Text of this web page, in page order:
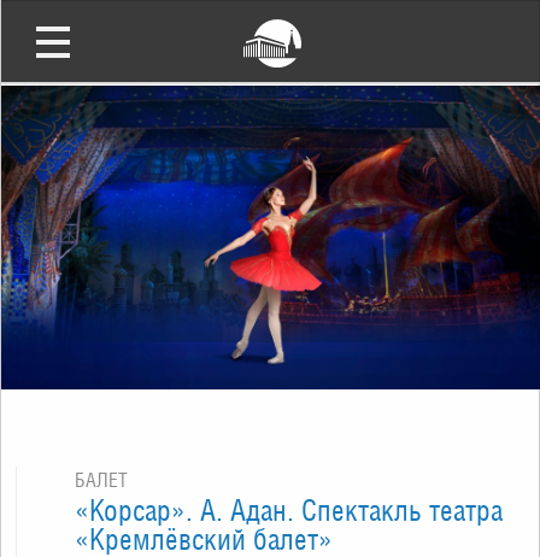
БАЛЕТ
«Корсар». А. Адан. Спектакль театра
«Кремлёвский балет»